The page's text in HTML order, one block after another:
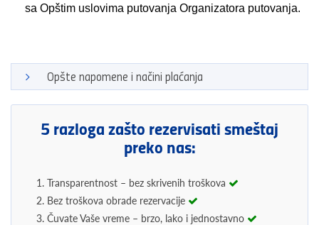
sa Opštim uslovima putovanja Organizatora putovanja.
Opšte napomene i načini plaćanja
5 razloga zašto rezervisati smeštaj
preko nas:
1. Transparentnost – bez skrivenih troškova
2. Bez troškova obrade rezervacije
3. Čuvate Vaše vreme – brzo, lako i jednostavno